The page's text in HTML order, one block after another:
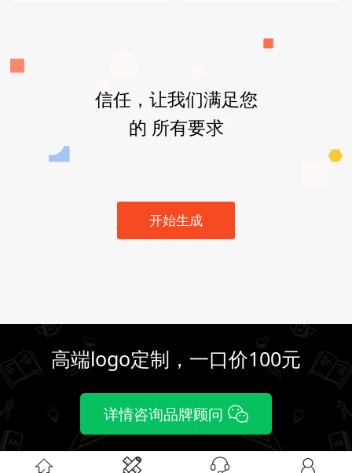
信任，让我们满足您
的 所有要求
开始生成
高端logo定制，一口价100元
详情咨询品牌顾问